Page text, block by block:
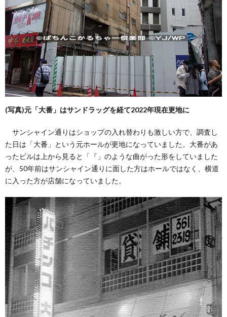
(写真)元「大番」はサンドラッグを経て2022年現在更地に
サンシャイン通りはショップの入れ替わりも激しい方で、調査し
た日は「大番」という元ホールが更地になっていました。大番があ
ったビルは上から見ると「『」のような曲がった形をしていました
が、50年前はサンシャイン通りに面した方はホールではなく、横道
に入った方が店舗になっていました。